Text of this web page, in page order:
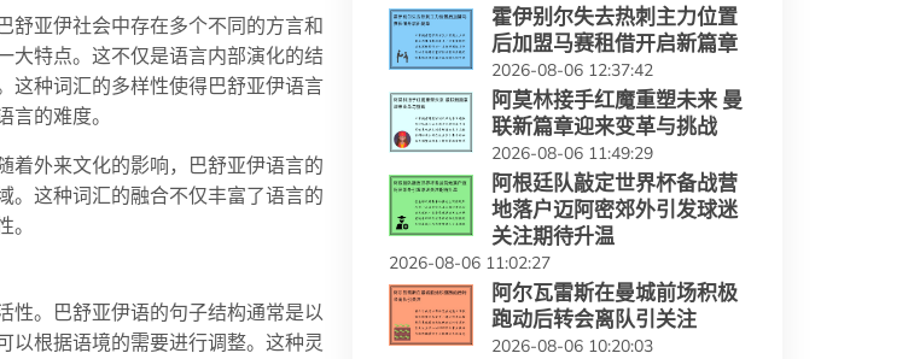
舒亚伊社会中存在多个不同的方言和
大特点。这不仅是语言内部演化的结
这种词汇的多样性使得巴舒亚伊语言
的难度。
着外来文化的影响，巴舒亚伊语言的
。这种词汇的融合不仅丰富了语言的
性。巴舒亚伊语的句子结构通常是以
以根据语境的需要进行调整。这种灵
霍伊别尔失去热刺主力位置
后加盟马赛租借开启新篇章
2026-08-06 12:37:42
阿莫林接手红魔重塑未来 曼
联新篇章迎来变革与挑战
2026-08-06 11:49:29
阿根廷队敲定世界杯备战营
地落户迈阿密郊外引发球迷
关注期待升温
2026-08-06 11:02:27
阿尔瓦雷斯在曼城前场积极
跑动后转会离队引关注
2026-08-06 10:20:03